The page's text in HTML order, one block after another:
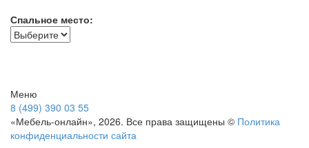
Спальное место:
Меню
8 (499) 390 03 55
«Мебель-онлайн», 2026. Все права защищены © Политика
конфиденциальности сайта